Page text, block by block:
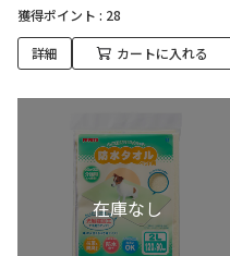
獲得ポイント : 28
詳細 カートに入れる